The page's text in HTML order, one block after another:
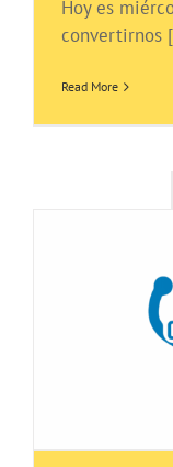
Hoy es
convertirnos
Read More